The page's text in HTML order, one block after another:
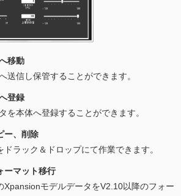
移動
信し保管することができます。
登録
本体へ登録することができます。
ー、削除
ック＆ドロップにて作業できます。
ーマット移行
モデルデータをV2.10以降のフォー